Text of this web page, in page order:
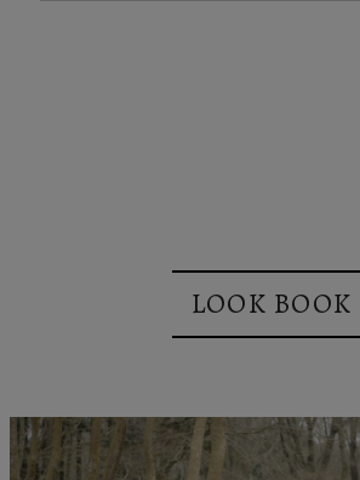
LOOK BOOK